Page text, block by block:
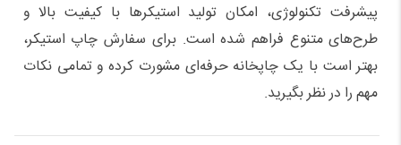
پیشرفت تکنولوژی، امکان تولید استیکرها با کیفیت بالا و
طرح‌های متنوع فراهم شده است. برای سفارش چاپ استیکر،
بهتر است با یک چاپخانه حرفه‌ای مشورت کرده و تمامی نکات
مهم را در نظر بگیرید.